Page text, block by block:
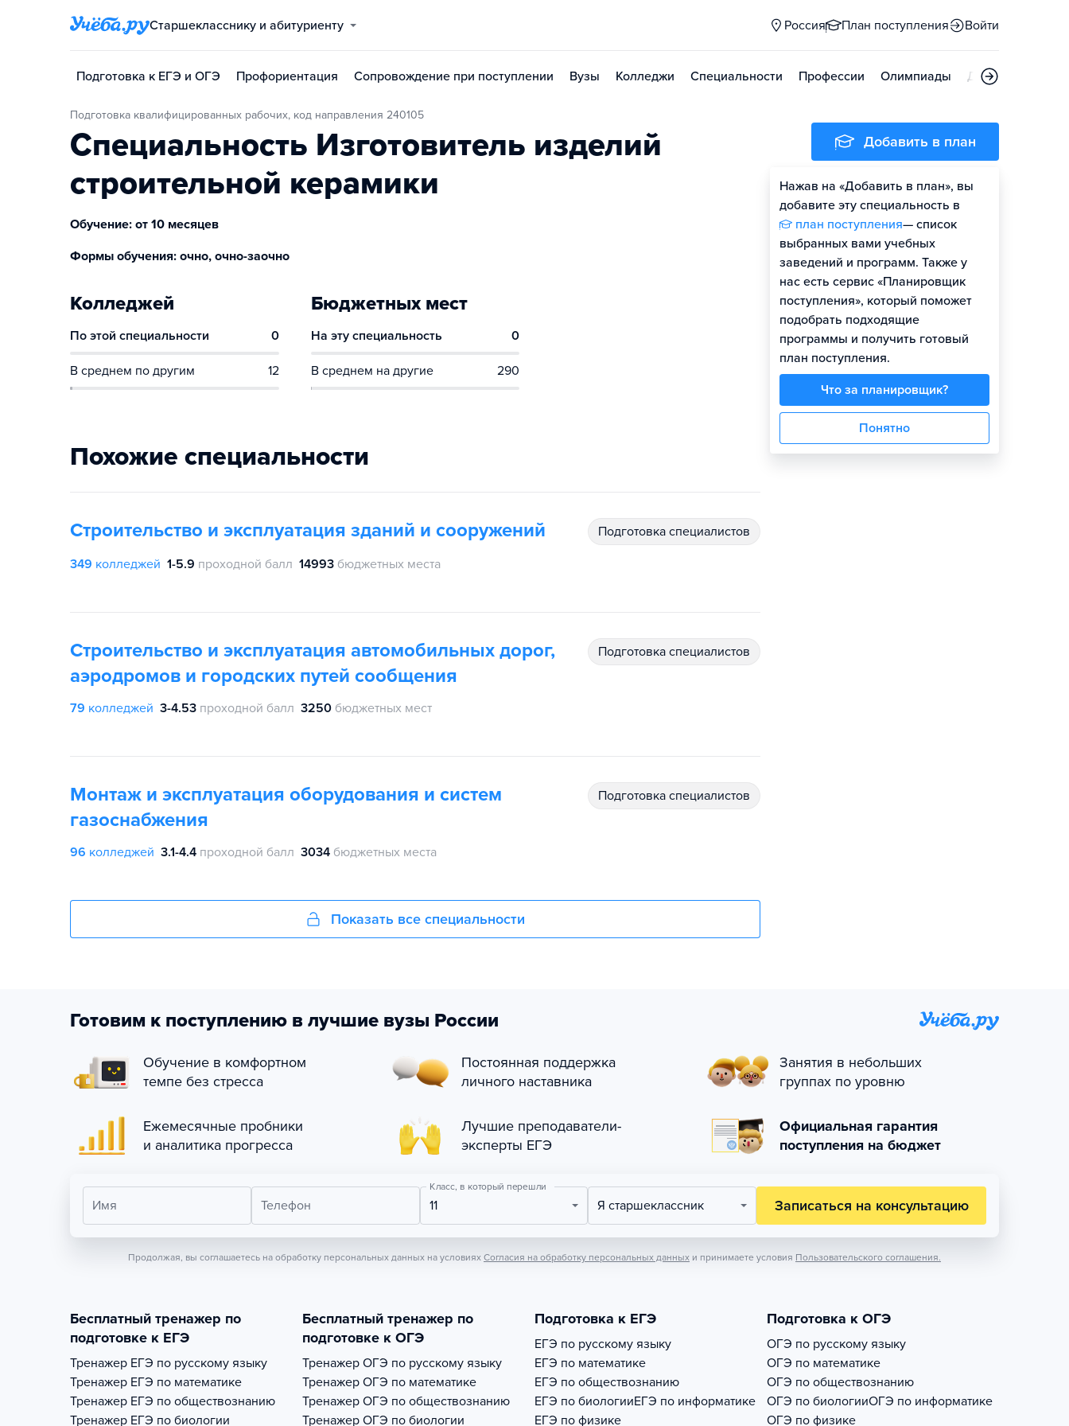
Старшекласснику и абитуриенту Россия План поступления Войти
Подготовка к ЕГЭ и ОГЭ Профориентация Сопровождение при поступлении Вузы Колледжи Специальности Профессии Олимпиады Дни открытых
Подготовка квалифицированных рабочих, код направления 240105
Специальность Изготовитель изделий
строительной керамики
Обучение: от 10 месяцев
Формы обучения: очно, очно-заочно
Колледжей
По этой специальности 0
В среднем по другим 12
Бюджетных мест
На эту специальность 0
В среднем на другие 290
Похожие специальности
Строительство и эксплуатация зданий и сооружений подготовка специалистов
349 колледжей 1-5.9 проходной балл 14993 бюджетных места
Строительство и эксплуатация автомобильных дорог,
аэродромов и городских путей сообщения
подготовка специалистов
79 колледжей 3-4.53 проходной балл 3250 бюджетных мест
Монтаж и эксплуатация оборудования и систем
газоснабжения
подготовка специалистов
96 колледжей 3.1-4.4 проходной балл 3034 бюджетных места
Показать все специальности
Добавить в план
Нажав на «Добавить в план», вы
добавите эту специальность в
план поступления— список
выбранных вами учебных
заведений и программ. Также у
нас есть сервис «Планировщик
поступления», который поможет
подобрать подходящие
программы и получить готовый
план поступления.
Что за планировщик?
Понятно
Готовим к поступлению в лучшие вузы России
Обучение в комфортном
темпе без стресса
Постоянная поддержка
личного наставника
Занятия в небольших
группах по уровню
Ежемесячные пробники
и аналитика прогресса
Лучшие преподаватели-
эксперты ЕГЭ
Официальная гарантия
поступления на бюджет
Имя Телефон
Класс, в который перешли
11 Я старшеклассник Записаться на консультацию
Продолжая, вы соглашаетесь на обработку персональных данных на условиях Согласия на обработку персональных данных и принимаете условия Пользовательского соглашения.
Бесплатный тренажер по
подготовке к ЕГЭ
Тренажер ЕГЭ по русскому языку
Тренажер ЕГЭ по математике
Тренажер ЕГЭ по обществознанию
Тренажер ЕГЭ по биологии
Бесплатный тренажер по
подготовке к ОГЭ
Тренажер ОГЭ по русскому языку
Тренажер ОГЭ по математике
Тренажер ОГЭ по обществознанию
Тренажер ОГЭ по биологии
Подготовка к ЕГЭ
ЕГЭ по русскому языку
ЕГЭ по математике
ЕГЭ по обществознанию
ЕГЭ по биологииЕГЭ по информатике
ЕГЭ по физике
Подготовка к ОГЭ
ОГЭ по русскому языку
ОГЭ по математике
ОГЭ по обществознанию
ОГЭ по биологииОГЭ по информатике
ОГЭ по физике